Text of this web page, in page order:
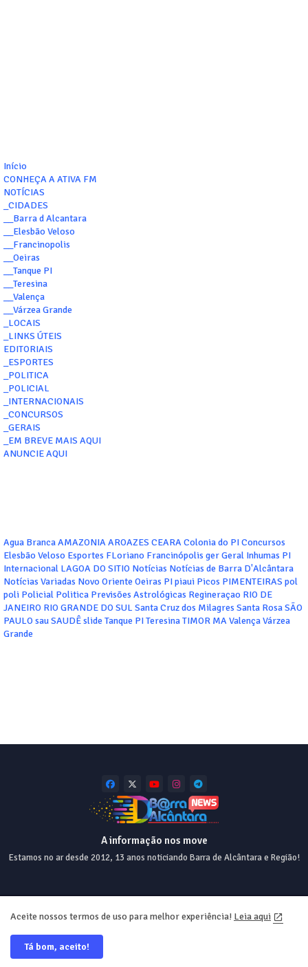
Início
CONHEÇA A ATIVA FM
NOTÍCIAS
_CIDADES
__Barra d Alcantara
__Elesbão Veloso
__Francinopolis
__Oeiras
__Tanque PI
__Teresina
__Valença
__Várzea Grande
_LOCAIS
_LINKS ÚTEIS
EDITORIAIS
_ESPORTES
_POLITICA
_POLICIAL
_INTERNACIONAIS
_CONCURSOS
_GERAIS
_EM BREVE MAIS AQUI
ANUNCIE AQUI
Agua BrancaAMAZONIAAROAZES CEARAColonia do PIConcursos
Elesbão Veloso Esportes FLoriano Francinópolis gerGeral Inhumas PI
Internacional LAGOA DO SITIO Notícias Notícias de Barra D'Alcântara
Notícias Variadas Novo Oriente Oeiras PIpiaui Picos PIMENTEIRAS pol
poli Policial Politica Previsões Astrológicas Regineraçao RIO DE
JANEIRO RIO GRANDE DO SUL Santa Cruz dos Milagres Santa RosaSÃO
PAULOsauSAUDÊslide Tanque PITeresinaTIMOR MAValençaVárzea
Grande
A informação nos move
Estamos no ar desde 2012, 13 anos noticiando Barra de Alcântara e Região!
Desde 2012 💯 Desing e Web ❤️ @equiperrs
Home About Contact us Privacy Policy
Aceite nossos termos de uso para melhor experiência! Leia aqui
Tá bom, aceito!